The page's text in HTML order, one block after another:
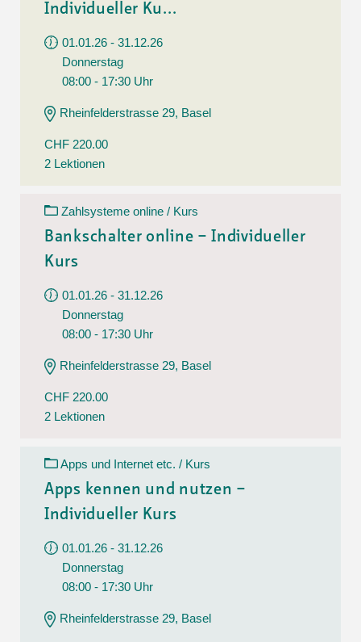
Individueller Ku...
01.01.26 - 31.12.26
Donnerstag
08:00 - 17:30 Uhr
Rheinfelderstrasse 29, Basel
CHF 220.00
2 Lektionen
Zahlsysteme online / Kurs
Bankschalter online – Individueller
Kurs
01.01.26 - 31.12.26
Donnerstag
08:00 - 17:30 Uhr
Rheinfelderstrasse 29, Basel
CHF 220.00
2 Lektionen
Apps und Internet etc. / Kurs
Apps kennen und nutzen –
Individueller Kurs
01.01.26 - 31.12.26
Donnerstag
08:00 - 17:30 Uhr
Rheinfelderstrasse 29, Basel